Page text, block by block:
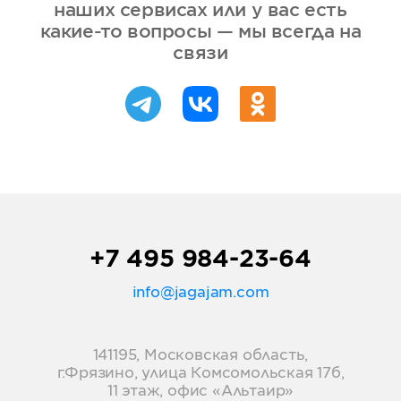
конкурентов.
функционал. Можно оплатить
сразу на год вперёд и получить
скидку 15%. Подробнее обо
линейки.
наших сервисах или у вас есть
какие-то вопросы — мы всегда на
связи
+7 495 984-23-64
info@jagajam.com
141195, Московская область,
г.Фрязино, улица Комсомольская 17б,
11 этаж, офис «Альтаир»